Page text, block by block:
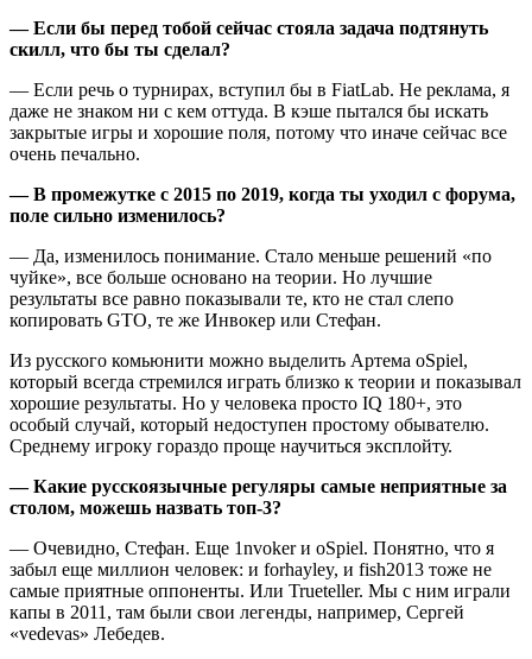
— Если бы перед тобой сейчас стояла задача подтянуть
скилл, что бы ты сделал?
— Если речь о турнирах, вступил бы в FiatLab. Не реклама, я
даже не знаком ни с кем оттуда. В кэше пытался бы искать
закрытые игры и хорошие поля, потому что иначе сейчас все
очень печально.
— В промежутке с 2015 по 2019, когда ты уходил с форума,
поле сильно изменилось?
— Да, изменилось понимание. Стало меньше решений «по
чуйке», все больше основано на теории. Но лучшие
результаты все равно показывали те, кто не стал слепо
копировать GTO, те же Инвокер или Стефан.
Из русского комьюнити можно выделить Артема oSpiel,
который всегда стремился играть близко к теории и показывал
хорошие результаты. Но у человека просто IQ 180+, это
особый случай, который недоступен простому обывателю.
Среднему игроку гораздо проще научиться эксплойту.
— Какие русскоязычные регуляры самые неприятные за
столом, можешь назвать топ-3?
— Очевидно, Стефан. Еще 1nvoker и oSpiel. Понятно, что я
забыл еще миллион человек: и forhayley, и fish2013 тоже не
самые приятные оппоненты. Или Trueteller. Мы с ним играли
капы в 2011, там были свои легенды, например, Сергей
«vedevas» Лебедев.